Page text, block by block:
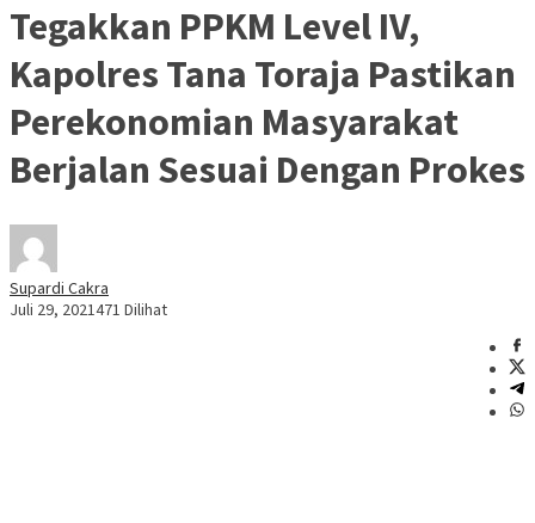
Tegakkan PPKM Level IV,
Kapolres Tana Toraja Pastikan
Perekonomian Masyarakat
Berjalan Sesuai Dengan Prokes
Supardi Cakra
Juli 29, 2021471 Dilihat